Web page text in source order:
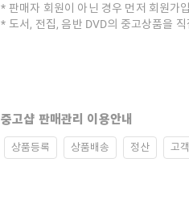
판매자 회원이 아닌 경우 먼저 회원가
도서, 전집, 음반 DVD의 중고상품을
중고샵 판매관리 이용안내
상품등록 상품배송 정산 고